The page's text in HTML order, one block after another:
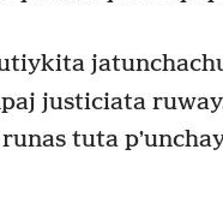
justiciata
tuta